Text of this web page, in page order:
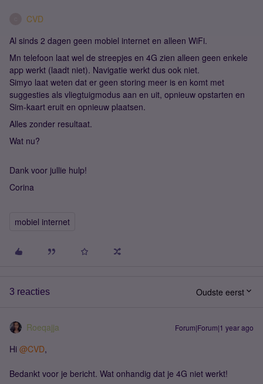
CVD
Al sinds 2 dagen geen mobiel internet en alleen WiFi.
Mn telefoon laat wel de streepjes en 4G zien alleen geen enkele
app werkt (laadt niet). Navigatie werkt dus ook niet.
Simyo laat weten dat er geen storing meer is en komt met
suggesties als vliegtuigmodus aan en uit, opnieuw opstarten en
Sim-kaart eruit en opnieuw plaatsen.
Alles zonder resultaat.
Wat nu?
Dank voor jullie hulp!
Corina
mobiel internet
3 reacties Oudste eerst
Roeqajja Forum|Forum|1 year ago
Hi @CVD,
Bedankt voor je bericht. Wat onhandig dat je 4G niet werkt!